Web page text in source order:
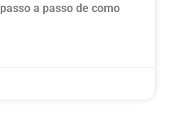
a passo de como